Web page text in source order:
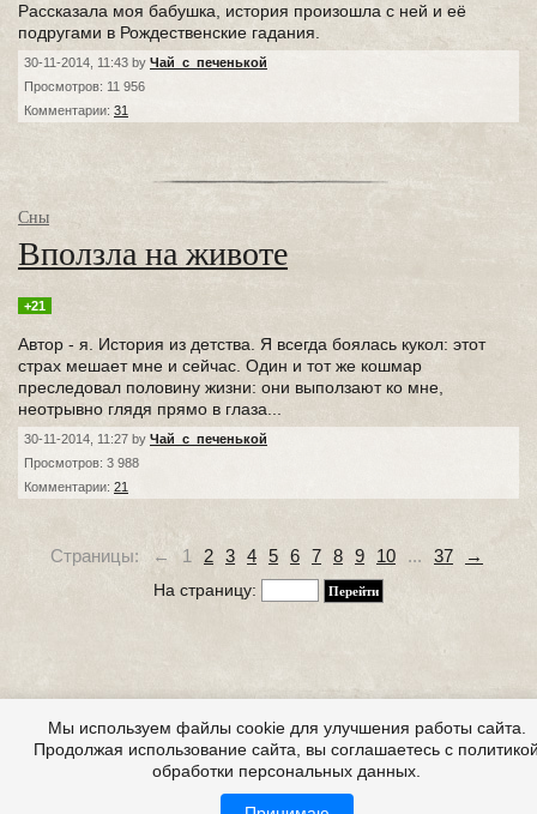
Рассказала моя бабушка, история произошла с ней и её
подругами в Рождественские гадания.
30-11-2014, 11:43 by Чай_с_печенькой
Просмотров: 11 956
Комментарии: 31
Сны
Вползла на животе
+21
Автор - я. История из детства. Я всегда боялась кукол: этот
страх мешает мне и сейчас. Один и тот же кошмар
преследовал половину жизни: они выползают ко мне,
неотрывно глядя прямо в глаза...
30-11-2014, 11:27 by Чай_с_печенькой
Просмотров: 3 988
Комментарии: 21
Страницы: ← 1 2 3 4 5 6 7 8 9 10 ... 37 →
На страницу:
Мы используем файлы cookie для улучшения работы сайта.
Продолжая использование сайта, вы соглашаетесь с
обработки персональных данных.